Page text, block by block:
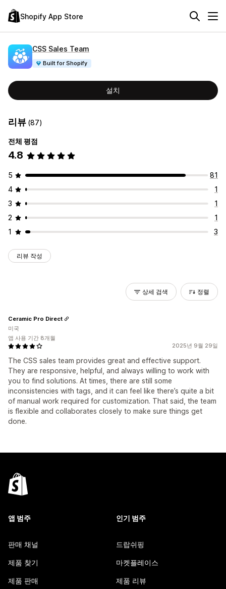
Shopify App Store
CSS Sales Team
Built for Shopify
설치
리뷰 (87)
전체 평점
4.8
5
81
4
1
3
1
2
1
1
3
리뷰 작성
상세 검색 정렬
2025년 9월 29일
The CSS sales team provides great and effective support.
They are responsive, helpful, and always willing to work with
you to find solutions. At times, there are still some
inconsistencies with tags, and it can feel like there’s quite a bit
of manual work required for customization. That said, the team
is flexible and collaborates closely to make sure things get
done.
Ceramic Pro Direct
미국
앱 사용 기간 8개월
앱 범주
판매 채널
제품 찾기
제품 판매
인기 범주
드랍쉬핑
마켓플레이스
제품 리뷰